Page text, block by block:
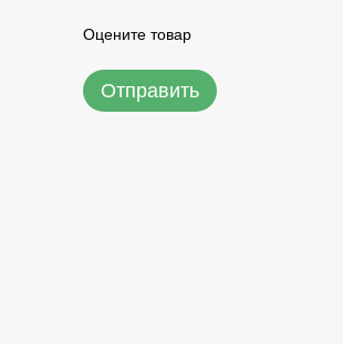
Оцените товар
Отправить